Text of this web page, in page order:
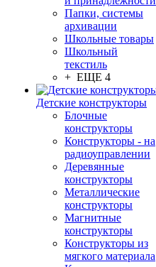
Папки, системы
архивации
Школьные товары
Школьный
текстиль
+ ЕЩЕ 4
Детские конструкторы
Блочные
конструкторы
Конструкторы - на
радиоуправлении
Деревянные
конструкторы
Металлические
конструкторы
Магнитные
конструкторы
Конструкторы из
мягкого материала